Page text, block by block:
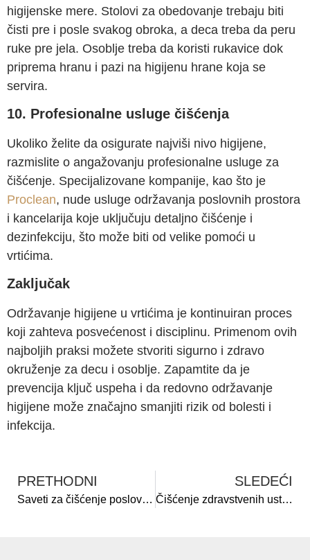
higijenske mere. Stolovi za obedovanje trebaju biti
čisti pre i posle svakog obroka, a deca treba da peru
ruke pre jela. Osoblje treba da koristi rukavice dok
priprema hranu i pazi na higijenu hrane koja se
servira.
10. Profesionalne usluge čišćenja
Ukoliko želite da osigurate najviši nivo higijene,
razmislite o angažovanju profesionalne usluge za
čišćenje. Specijalizovane kompanije, kao što je
Proclean, nude usluge održavanja poslovnih prostora
i kancelarija koje uključuju detaljno čišćenje i
dezinfekciju, što može biti od velike pomoći u
vrtićima.
Zaključak
Održavanje higijene u vrtićima je kontinuiran proces
koji zahteva posvećenost i disciplinu. Primenom ovih
najboljih praksi možete stvoriti sigurno i zdravo
okruženje za decu i osoblje. Zapamtite da je
prevencija ključ uspeha i da redovno održavanje
higijene može značajno smanjiti rizik od bolesti i
infekcija.
PRETHODNI
Saveti za čišćenje poslovnog prostora pre useljenja
SLEDEĆI
Čišćenje zdravstvenih ustanova: Najbolje prakse